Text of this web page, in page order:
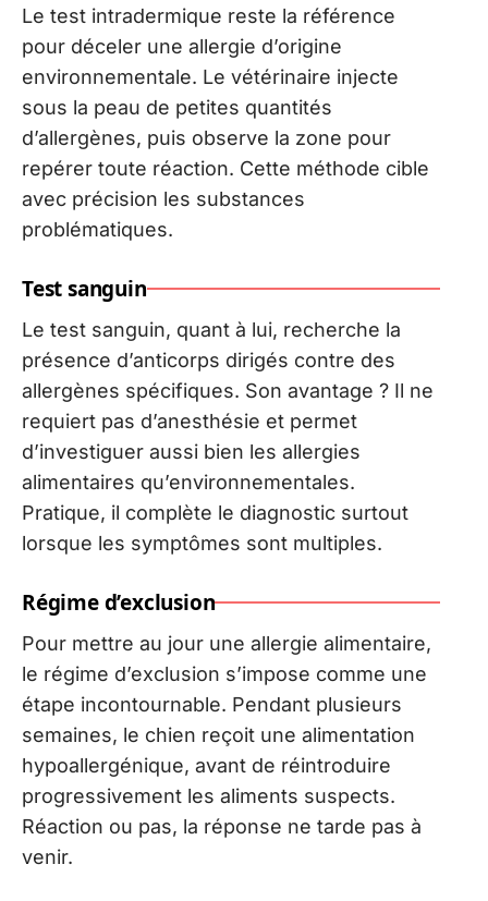
Le test intradermique reste la référence
pour déceler une allergie d’origine
environnementale. Le vétérinaire injecte
sous la peau de petites quantités
d’allergènes, puis observe la zone pour
repérer toute réaction. Cette méthode cible
avec précision les substances
problématiques.
Test sanguin
Le test sanguin, quant à lui, recherche la
présence d’anticorps dirigés contre des
allergènes spécifiques. Son avantage ? Il ne
requiert pas d’anesthésie et permet
d’investiguer aussi bien les allergies
alimentaires qu’environnementales.
Pratique, il complète le diagnostic surtout
lorsque les symptômes sont multiples.
Régime d’exclusion
Pour mettre au jour une allergie alimentaire,
le régime d’exclusion s’impose comme une
étape incontournable. Pendant plusieurs
semaines, le chien reçoit une alimentation
hypoallergénique, avant de réintroduire
progressivement les aliments suspects.
Réaction ou pas, la réponse ne tarde pas à
venir.